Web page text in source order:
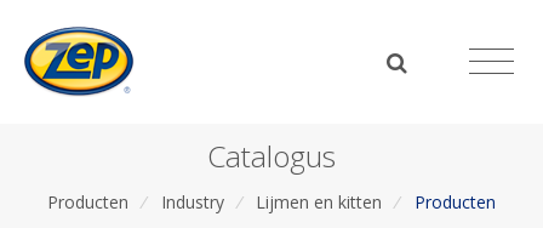
Catalogus
Producten / Industry / Lijmen en kitten / Producten